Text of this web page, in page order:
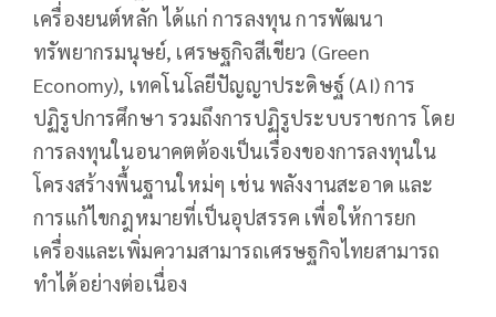
เครื่องยนต์หลัก ได้แก่ การลงทุน การพัฒนา
ทรัพยากรมนุษย์, เศรษฐกิจสีเขียว (Green
Economy), เทคโนโลยีปัญญาประดิษฐ์ (AI) การ
ปฏิรูปการศึกษา รวมถึงการปฏิรูประบบราชการ โดย
การลงทุนในอนาคตต้องเป็นเรื่องของการลงทุนใน
โครงสร้างพื้นฐานใหม่ๆ เช่น พลังงานสะอาด และ
การแก้ไขกฎหมายที่เป็นอุปสรรค เพื่อให้การยก
เครื่องและเพิ่มความสามารถเศรษฐกิจไทยสามารถ
ทำได้อย่างต่อเนื่อง